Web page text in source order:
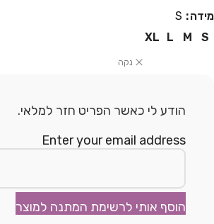
מידה
S
S
M
L
XL
נקה
הודע לי כאשר הפריט חזר למלאי.
Enter your email address
הוסף אותי לרשימת המתנה למוצר